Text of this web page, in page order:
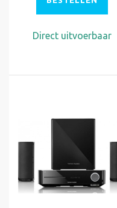
Direct uitvoerbaar